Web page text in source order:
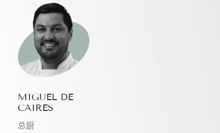
MIGUEL DE
CAIRES
总厨